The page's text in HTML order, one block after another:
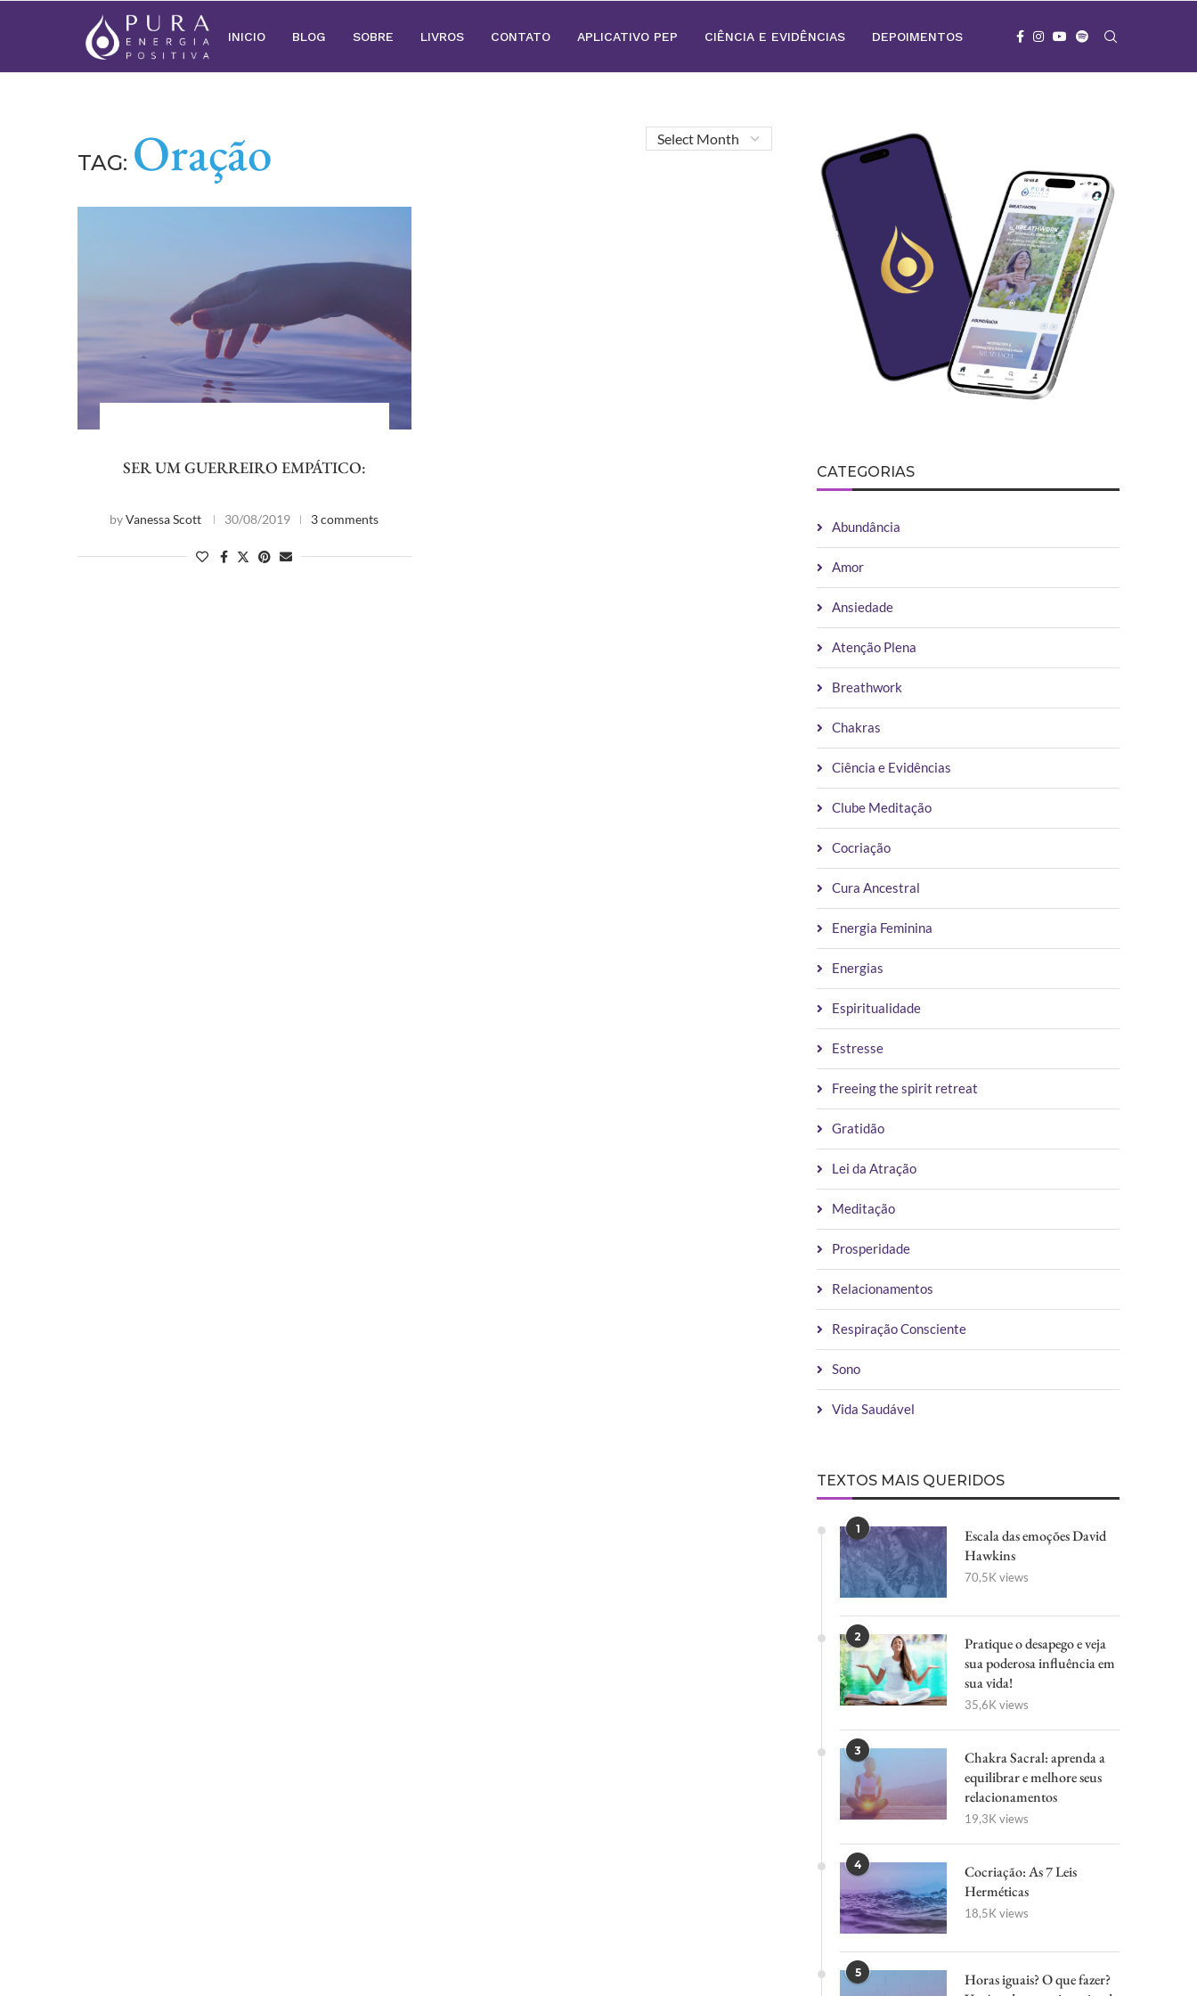
INICIO BLOG SOBRE LIVROS CONTATO APLICATIVO PEP CIÊNCIA E EVIDÊNCIAS DEPOIMENTOS
TAG: Oração
SER UM GUERREIRO EMPÁTICO:
byVanessa Scott 30/08/2019 3 comments
CATEGORIAS
Abundância
Amor
Ansiedade
Atenção Plena
Breathwork
Chakras
Ciência e Evidências
Clube Meditação
Cocriação
Cura Ancestral
Energia Feminina
Energias
Espiritualidade
Estresse
Freeing the spirit retreat
Gratidão
Lei da Atração
Meditação
Prosperidade
Relacionamentos
Respiração Consciente
Sono
Vida Saudável
TEXTOS MAIS QUERIDOS
1
Escala das emoções David
Hawkins
70,5K views
2
Pratique o desapego e veja
sua poderosa influência em
sua vida!
35,6K views
3
Chakra Sacral: aprenda a
equilibrar e melhore seus
relacionamentos
19,3K views
4
Cocriação: As 7 Leis
Herméticas
18,5K views
5
Horas iguais? O que fazer?